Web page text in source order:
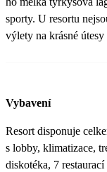
sporty. U resortu
výlety na krásné
Vybavení
Resort disponuje
s lobby, klimatizace,
diskotéka, 7